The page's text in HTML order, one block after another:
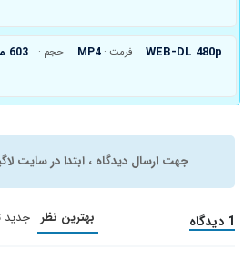
WEB-DL 480p فرمت : MP4 حجم : 603 مگابایت
جهت ارسال دیدگاه ، ابتدا در سایت
1 دیدگاه بهترین نظر جدید